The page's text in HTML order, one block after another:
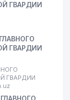
ГВАРДИИ
ГВАРДИИ
ГВАРДИИ